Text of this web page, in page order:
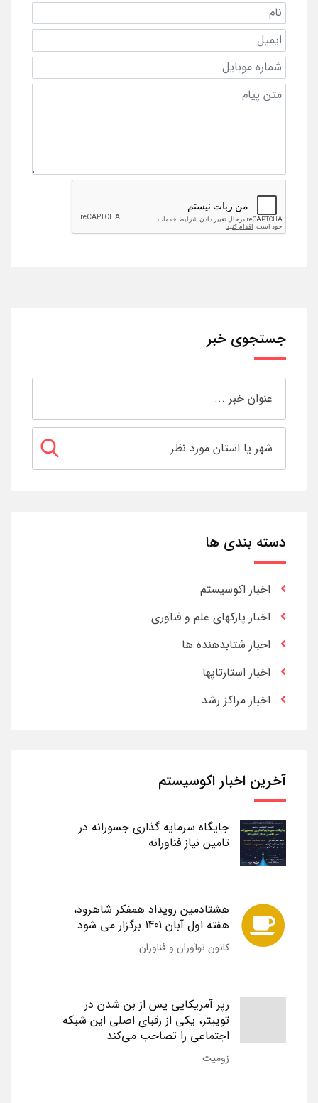
جستجوی خبر
دسته بندی ها
اخبار اکوسیستم
اخبار پارکهای علم و فناوری
اخبار شتابدهنده ها
اخبار استارتاپها
اخبار مراکز رشد
آخرین اخبار اکوسیستم
جایگاه سرمایه گذاری جسورانه در
تامین نیاز فناورانه
هشتادمین رویداد همفکر شاهرود،
هفته اول آبان 1401 برگزار می شود
کانون نوآوران و فناوران
رپر آمریکایی پس از بن شدن در
توییتر، یکی از رقبای اصلی این شبکه
اجتماعی را تصاحب می‌کند
زومیت